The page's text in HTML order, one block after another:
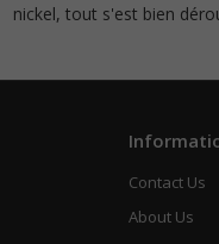
nickel, tout s'est bien
Contact Us
About Us